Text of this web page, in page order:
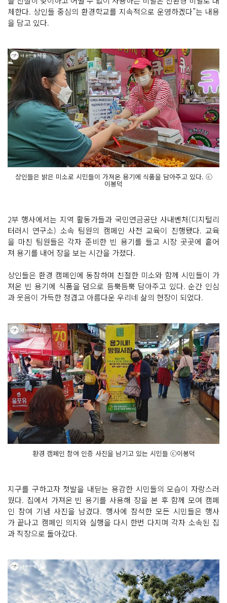
체한다. 상인들 중심의 환경학교를 지속적으로 운영하겠다”는 내용
을 담고 있다.
상인들은 밝은 미소로 시민들이 가져온 용기에 식품을 담아주고 있다. ⓒ
이봉덕
2부 행사에서는 지역 활동가들과 국민연금공단 사내벤처(디지털리
터러시 연구소) 소속 팀원의 캠페인 사전 교육이 진행됐다. 교육
을 마친 팀원들은 각자 준비한 빈 용기를 들고 시장 곳곳에 흩어
져 용기를 내어 장을 보는 시간을 가졌다.
상인들은 환경 캠페인에 동참하며 친절한 미소와 함께 시민들이 가
져온 빈 용기에 식품을 덤으로 듬뿍듬뿍 담아주고 있다. 순간 인심
과 웃음이 가득한 정겹고 아름다운 우리네 삶의 현장이 되었다.
환경 캠페인 참여 인증 사진을 남기고 있는 시민들 ⓒ이봉덕
지구를 구하고자 첫발을 내딛는 용감한 시민들의 모습이 자랑스러
웠다. 집에서 가져온 빈 용기를 사용해 장을 본 후 함께 모여 캠페
인 참여 기념 사진을 남겼다. 행사에 참석한 모든 시민들은 행사
가 끝나고 캠페인 의지와 실행을 다시 한번 다지며 각자 소속된 집
과 직장으로 돌아갔다.